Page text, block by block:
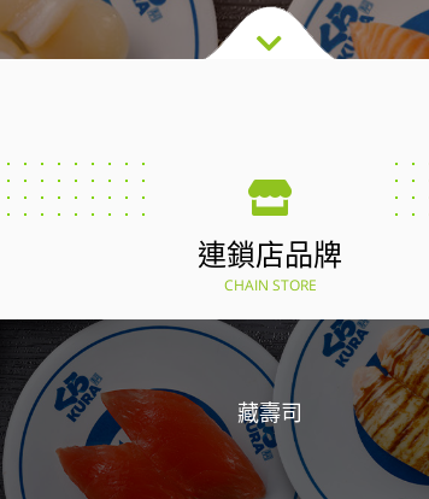
連鎖店品牌
CHAIN STORE
藏壽司